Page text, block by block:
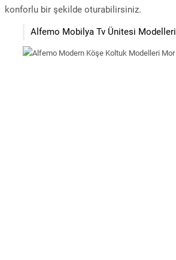
konforlu bir şekilde oturabilirsiniz.
Alfemo Mobilya Tv Ünitesi Modelleri